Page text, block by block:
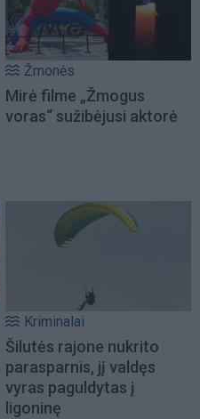
Žmonės
Mirė filme „Žmogus
voras“ sužibėjusi aktorė
Kriminalai
Šilutės rajone nukrito
parasparnis, jį valdęs
vyras paguldytas į
ligoninę